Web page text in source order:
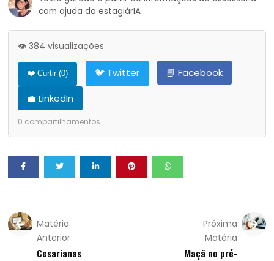
com ajuda da estagiárIA
👁️ 384 visualizações
❤️ Curtir (0) 🐦 Twitter
📘 Facebook
💼 LinkedIn
0 compartilhamentos
Matéria
Anterior
Cesarianas
Próxima
Matéria
Maçã no pré-